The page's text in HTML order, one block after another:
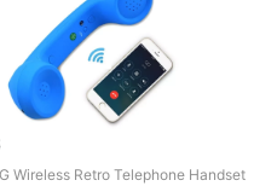
Wireless Retro Telephone Handset